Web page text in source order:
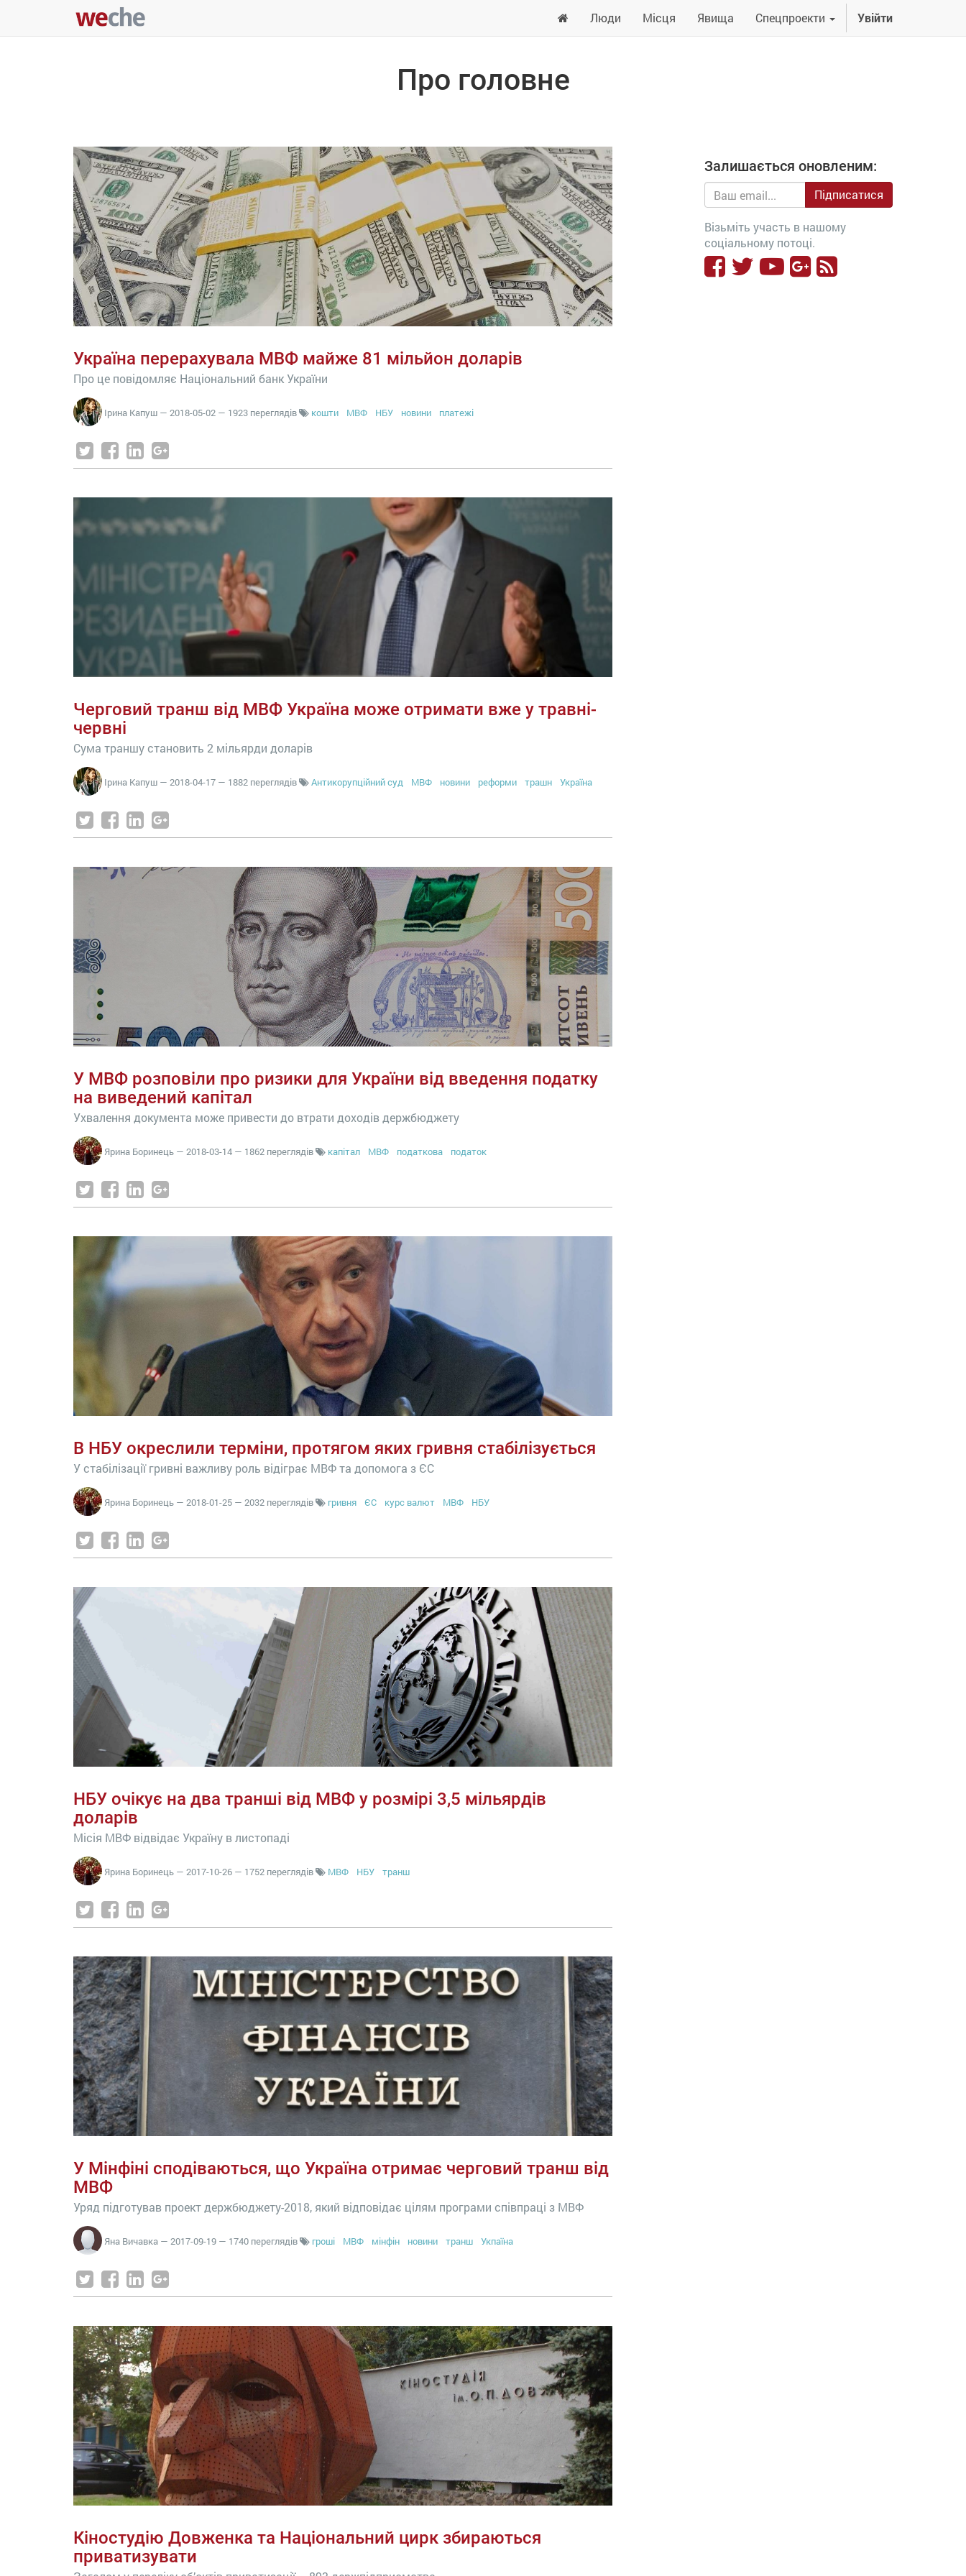
Люди Місця Явища Спецпроекти Увійти
Про головне
Україна перерахувала МВФ майже 81 мільйон доларів
Про це повідомляє Національний банк України
Ірина Капуш — 2018-05-02 — 1923 переглядів кошти МВФ НБУ новини платежі
Черговий транш від МВФ Україна може отримати вже у травні-
червні
Сума траншу становить 2 мільярди доларів
Ірина Капуш — 2018-04-17 — 1882 переглядів Антикорупційний суд МВФ новини реформи трашн Україна
У МВФ розповіли про ризики для України від введення податку
на виведений капітал
Ухвалення документа може привести до втрати доходів держбюджету
Ярина Боринець — 2018-03-14 — 1862 переглядів капітал МВФ податкова податок
В НБУ окреслили терміни, протягом яких гривня стабілізується
У стабілізації гривні важливу роль відіграє МВФ та допомога з ЄС
Ярина Боринець — 2018-01-25 — 2032 переглядів гривня ЄС курс валют МВФ НБУ
НБУ очікує на два транші від МВФ у розмірі 3,5 мільярдів
доларів
Місія МВФ відвідає Україну в листопаді
Ярина Боринець — 2017-10-26 — 1752 переглядів МВФ НБУ транш
У Мінфіні сподіваються, що Україна отримає черговий транш від
МВФ
Уряд підготував проект держбюджету-2018, який відповідає цілям програми співпраці з МВФ
Яна Вичавка — 2017-09-19 — 1740 переглядів гроші МВФ мінфін новини транш Укпаїна
Кіностудію Довженка та Національний цирк збираються
приватизувати
Залишається оновленим:
Підписатися
Візьміть участь в нашому
соціальному потоці.